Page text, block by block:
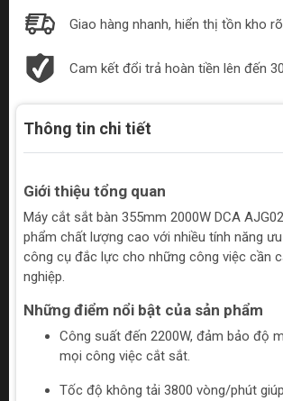
Giao hàng nhanh, hiển thị tồn kho
Cam kết đổi trả hoàn tiền lên đến
Thông tin chi tiết
Giới thiệu tổng quan
Máy cắt sắt bàn 355mm 2000W DCA
phẩm chất lượng cao với nhiều tính năng
công cụ đắc lực cho những công việc cần
nghiệp.
Những điểm nổi bật của sản phẩm
Công suất đến 2200W, đảm bảo độ
mọi công việc cắt sắt.
Tốc độ không tải 3800 vòng/phút